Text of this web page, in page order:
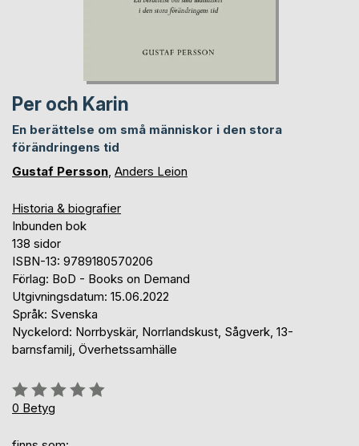
Per och Karin
En berättelse om små människor i den stora
förändringens tid
Gustaf Persson Anders Leion
Historia & biografier
Inbunden bok
138 sidor
ISBN-13: 9789180570206
Förlag: BoD - Books on Demand
Utgivningsdatum: 15.06.2022
Språk: Svenska
Nyckelord: Norrbyskär, Norrlandskust, Sågverk, 13-
barnsfamilj, Överhetssamhälle
Betyg::
0%
0 Betyg